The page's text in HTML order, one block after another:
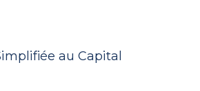
au Capital